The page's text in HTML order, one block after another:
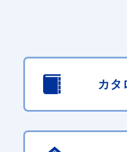
カタ